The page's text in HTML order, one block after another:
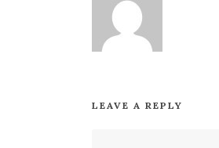
LEAVE A REPLY